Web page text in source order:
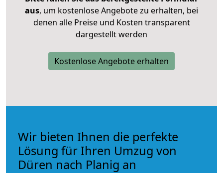
aus, um kostenlose Angebote zu erhalten, bei
denen alle Preise und Kosten transparent
dargestellt werden
Kostenlose Angebote erhalten
Wir bieten Ihnen die perfekte
Lösung für Ihren Umzug von
Düren nach Planig an